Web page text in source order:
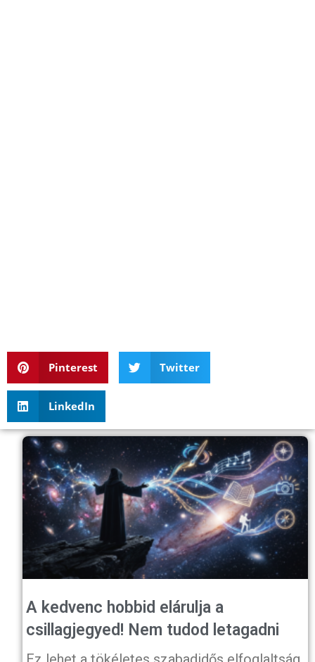
Pinterest Twitter
LinkedIn
A kedvenc hobbid elárulja a
csillagjegyed! Nem tudod letagadni